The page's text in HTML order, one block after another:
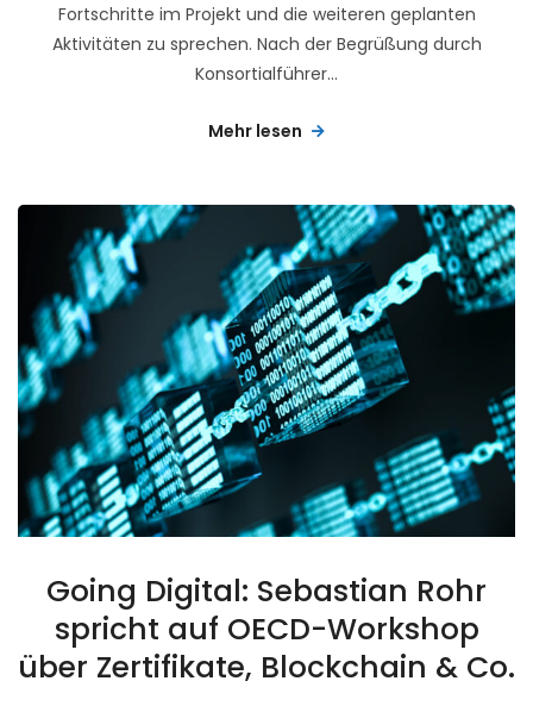
Fortschritte im Projekt und die weiteren geplanten
Aktivitäten zu sprechen. Nach der Begrüßung durch
Konsortialführer...
Mehr lesen
Going Digital: Sebastian Rohr
spricht auf OECD-Workshop
über Zertifikate, Blockchain & Co.